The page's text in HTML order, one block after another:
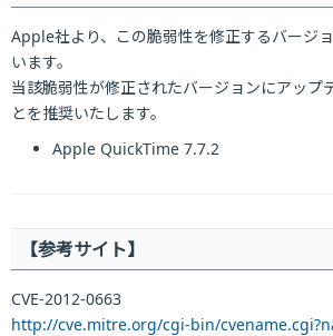
Apple社より、この脆弱性を修正するバージ
います。
当該脆弱性が修正されたバージョンにアップ
とを推奨いたします。
Apple QuickTime 7.7.2
【参考サイト】
CVE-2012-0663
http://cve.mitre.org/cgi-bin/